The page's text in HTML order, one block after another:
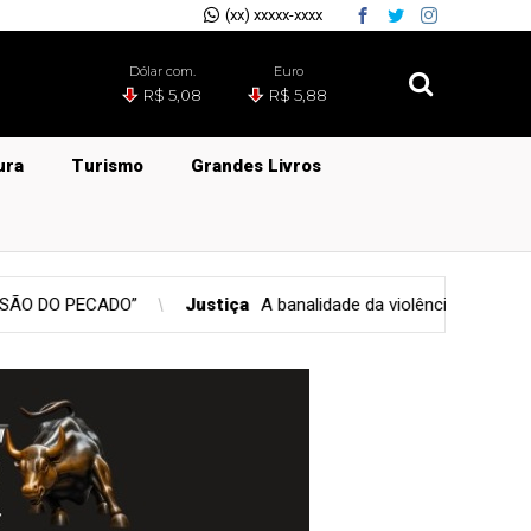
(xx) xxxxx-xxxx
Dólar com.
R$ 5,08
Euro
R$ 5,88
Turismo Grandes Livros
da violência: quando a tragédia se transforma em rotina